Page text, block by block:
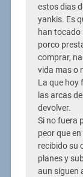
estos dias
yankis. Es
han tocado
porco
comprar,
vida mas o
La que hoy
las arcas
devolver.
Si no fuera
peor que
recibido su
planes y
aun siguen